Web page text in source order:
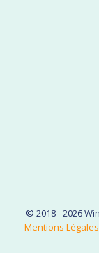
© 2018 - 2026
Mentions Légales